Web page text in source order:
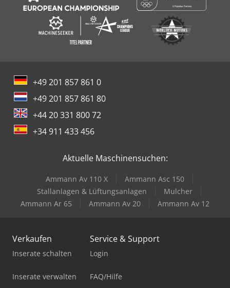
+49 201 857 861 0
+49 201 857 861 80
+44 20 331 800 72
+34 911 433 456
Aktuelle Maschinensuchen:
Ammann Av 110 X
Ammann Asc 150
Stallanlagen & Lüftungsanlagen
Mulcher
Ammann Ar 65
Ammann Av 20 Ammann Av 12
Verkaufen
Inserate schalten
Inserate verwalten
Service & Support
Login
FAQ/Hilfe